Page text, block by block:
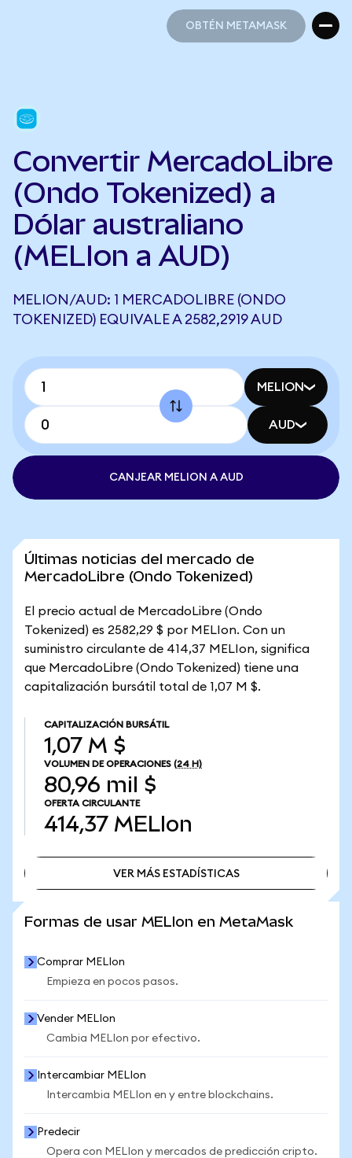
OBTÉN METAMASK
Convertir MercadoLibre
(Ondo Tokenized) a
Dólar australiano
(MELIon a AUD)
MELION/AUD: 1 MERCADOLIBRE (ONDO
TOKENIZED) EQUIVALE A 2582,2919 AUD
MELION
AUD
CANJEAR MELION A AUD
Últimas noticias del mercado de
MercadoLibre (Ondo Tokenized)
El precio actual de MercadoLibre (Ondo
Tokenized) es 2582,29 $ por MELIon. Con un
suministro circulante de 414,37 MELIon, significa
que MercadoLibre (Ondo Tokenized) tiene una
capitalización bursátil total de 1,07 M $.
CAPITALIZACIÓN BURSÁTIL
1,07 M $
VOLUMEN DE OPERACIONES (24 H)
80,96 mil $
OFERTA CIRCULANTE
414,37 MELIon
VER MÁS ESTADÍSTICAS
Formas de usar MELIon en MetaMask
Comprar MELIon
Empieza en pocos pasos.
Vender MELIon
Cambia MELIon por efectivo.
Intercambiar MELIon
Intercambia MELIon en y entre blockchains.
Predecir
Opera con MELIon y mercados de predicción cripto.